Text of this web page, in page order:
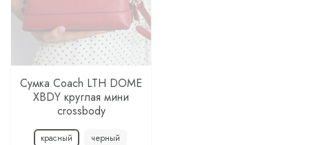
Сумка Coach LTH DOME
XBDY круглая мини
crossbody
красный черный